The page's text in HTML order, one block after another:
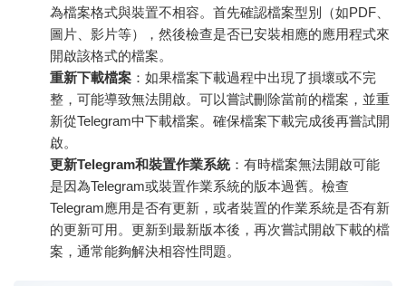
為檔案格式與裝置不相容。首先確認檔案型別（如PDF、
圖片、影片等），然後檢查是否已安裝相應的應用程式來
開啟該格式的檔案。
重新下載檔案 ：如果檔案下載過程中出現了損壞或不完
整，可能導致無法開啟。可以嘗試刪除當前的檔案，並重
新從Telegram中下載檔案。確保檔案下載完成後再嘗試開
啟。
更新Telegram和裝置作業系統：有時檔案無法開啟可能
是因為Telegram或裝置作業系統的版本過舊。檢查
Telegram應用是否有更新，或者裝置的作業系統是否有新
的更新可用。更新到最新版本後，再次嘗試開啟下載的檔
案，通常能夠解決相容性問題。